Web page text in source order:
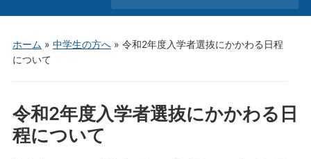
menu
ホーム » 中学生の方へ» 令和2年度入学者選抜にかかわる日程
について
令和2年度入学者選抜にかかわる日
程について